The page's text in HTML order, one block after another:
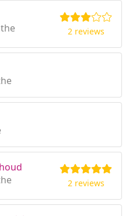
2 reviews
2 reviews